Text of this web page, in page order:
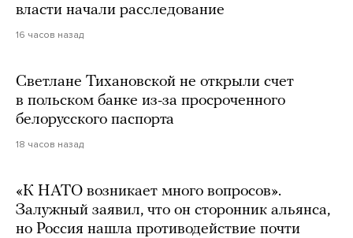
власти начали расследование
16 часов назад
Светлане Тихановской не открыли счет
в польском банке из-за просроченного
белорусского паспорта
18 часов назад
«К НАТО возникает много вопросов».
Залужный заявил, что он сторонник альянса,
но Россия нашла противодействие почти